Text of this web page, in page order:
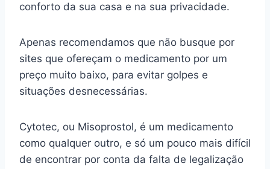
conforto da sua casa e na sua privacidade.
Apenas recomendamos que não busque por
sites que ofereçam o medicamento por um
preço muito baixo, para evitar golpes e
situações desnecessárias.
Cytotec, ou Misoprostol, é um medicamento
como qualquer outro, e só um pouco mais difícil
de encontrar por conta da falta de legalização